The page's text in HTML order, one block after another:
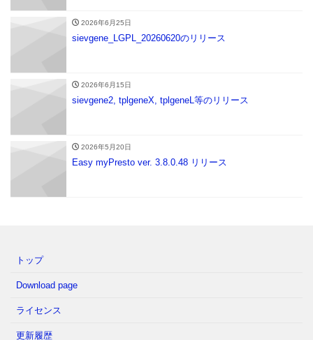
2026年6月25日
sievgene_LGPL_20260620のリリース
2026年6月15日
sievgene2, tplgeneX, tplgeneL等のリリース
2026年5月20日
Easy myPresto ver. 3.8.0.48 リリース
トップ
Download page
ライセンス
更新履歴